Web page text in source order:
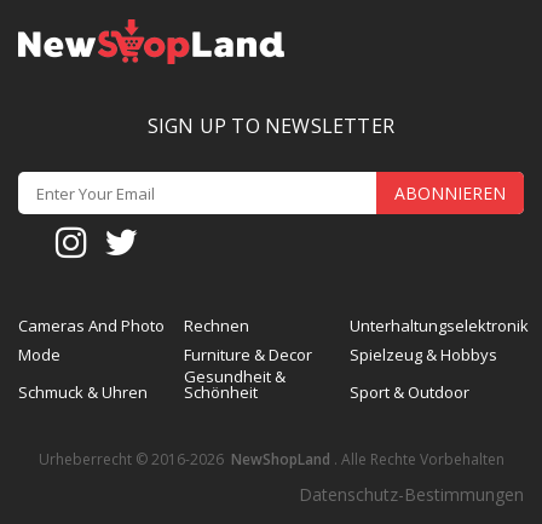
SIGN UP TO NEWSLETTER
ABONNIEREN
Cameras And Photo Rechnen
Unterhaltungselektronik
Mode
Furniture & Decor
Spielzeug & Hobbys
Schmuck & Uhren
Gesundheit &
Schönheit Sport & Outdoor
Urheberrecht © 2016-2026 NewShopLand . Alle Rechte Vorbehalten
Datenschutz-Bestimmungen